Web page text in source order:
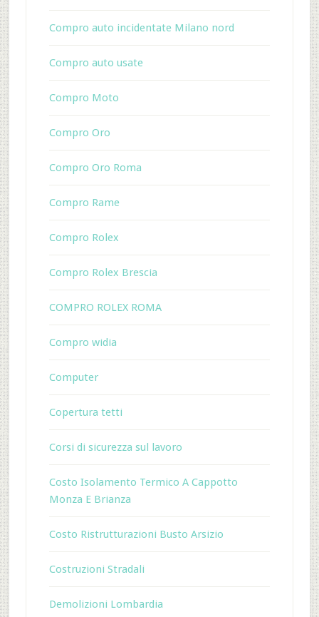
Compro auto incidentate Milano nord
Compro auto usate
Compro Moto
Compro Oro
Compro Oro Roma
Compro Rame
Compro Rolex
Compro Rolex Brescia
COMPRO ROLEX ROMA
Compro widia
Computer
Copertura tetti
Corsi di sicurezza sul lavoro
Costo Isolamento Termico A Cappotto
Monza E Brianza
Costo Ristrutturazioni Busto Arsizio
Costruzioni Stradali
Demolizioni Lombardia